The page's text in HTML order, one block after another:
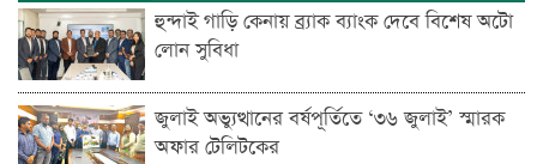
হুন্দাই গাড়ি কেনায় ব্র্যাক ব্যাংক দেবে বিশেষ অটো
লোন সুবিধা
জুলাই অভ্যুত্থানের বর্ষপূর্তিতে ‘৩৬ জুলাই’ স্মারক
অফার টেলিটকের